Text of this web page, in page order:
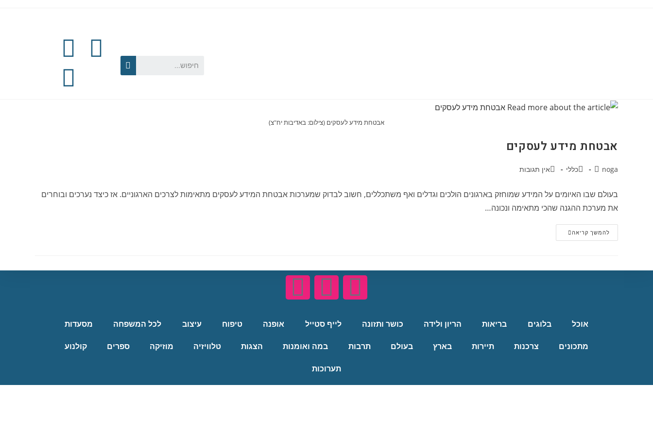
אבטחת מידע לעסקים (צילום: באדיבות יח"צ)
אבטחת מידע לעסקים
noga כללי אין תגובות
בעולם שבו האיומים על המידע שמוחזק בארגונים הולכים וגדלים ואף משתכללים, חשוב לבדוק שמערכות אבטחת המידע לעסקים מתאימות לצרכים הארגוניים. אז כיצד נערכים ובוחרים
את מערכת ההגנה שהכי מתאימה ונכונה…
להמשך קריאה
אוכל בלוגים בריאות הריון ולידה כושר ותזונה לייף סטייל אופנה טיפוח עיצוב לכל המשפחה מסעדות
מתכונים צרכנות תיירות בארץ בעולם תרבות במה ואומנות הצגות טלוויזיה מוזיקה ספרים קולנוע
תערוכות